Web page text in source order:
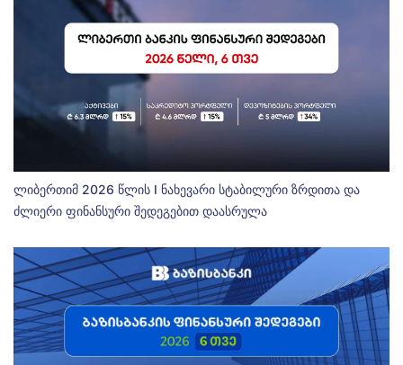
ლიბერთიმ 2026 წლის I ნახევარი სტაბილური ზრდითა და
ძლიერი ფინანსური შედეგებით დაასრულა